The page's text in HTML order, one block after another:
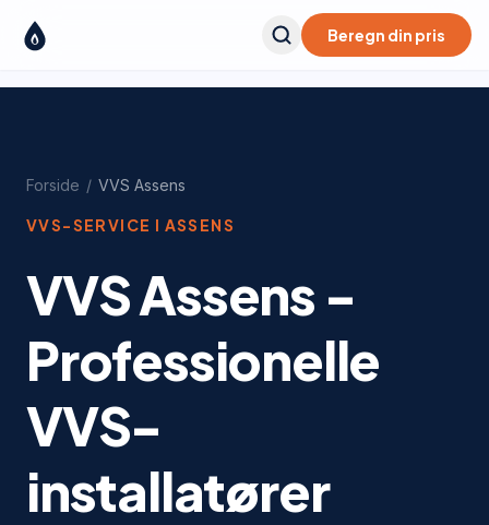
Beregn din pris
Forside / VVS Assens
VVS-SERVICE I ASSENS
VVS Assens -
Professionelle
VVS-
installatører